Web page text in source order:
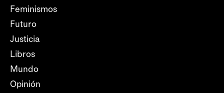
Feminismos
Futuro
Justicia
Libros
Mundo
Opinión